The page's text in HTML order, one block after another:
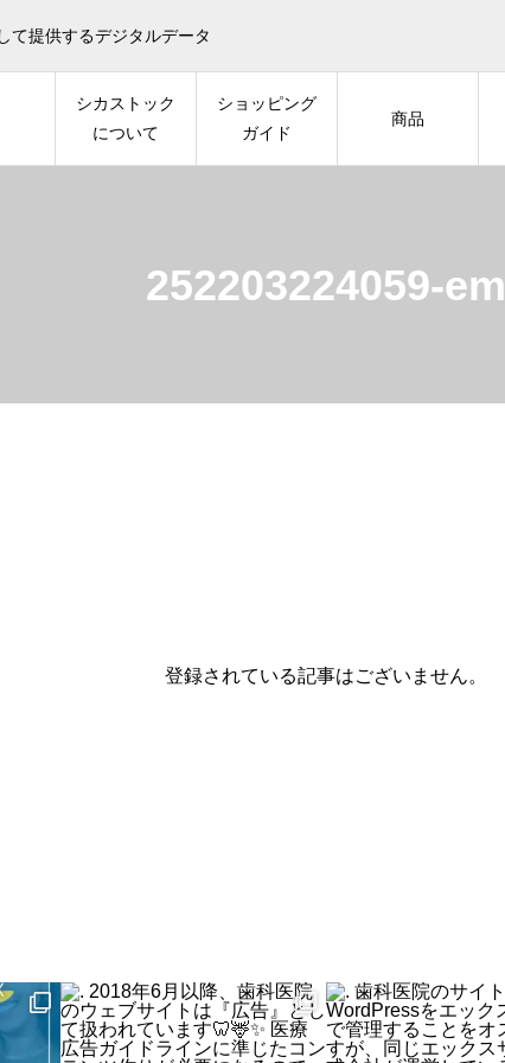
て提供するデジタルデータ
シカストック
について
ショッピング
ガイド
商品
252203224059-em
登録されている記事はございません。